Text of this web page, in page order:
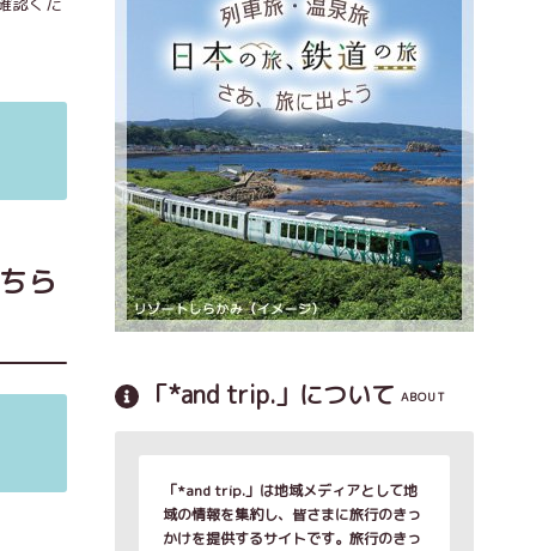
ら
「*and trip.」について ABOUT
「*and trip.」は地域メディアとして地
域の情報を集約し、皆さまに旅行のきっ
かけを提供するサイトです。旅行のきっ